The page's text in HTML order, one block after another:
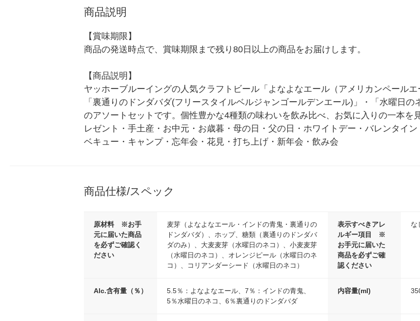
商品説明
【賞味期限】
商品の発送時点で、賞味期限まで残り80日以上の商品をお届けします。
【商品説明】
ヤッホーブルーイングの人気クラフトビール「よなよなエール（アメリカンペール
「裏通りのドンダバダ(フリースタイルベルジャンゴールデンエール)」・「水曜日の
のアソートセットです。個性豊かな4種類の味わいを飲み比べ、お気に入りの一本を
レゼント・手土産・お中元・お歳暮・母の日・父の日・ホワイトデー・バレンタイ
ベキュー・キャンプ・忘年会・花見・打ち上げ・新年会・飲み会
商品仕様/スペック
原材料 ※お手
元に届いた商品
を必ずご確認く
ださい
麦芽（よなよなエール・インドの青鬼・裏通りの
ドンダバダ）、ホップ、糖類（裏通りのドンダバ
ダのみ）、大麦麦芽（水曜日のネコ）、小麦麦芽
（水曜日のネコ）、オレンジピール（水曜日のネ
コ）、コリアンダーシード（水曜日のネコ）
表示すべきアレ
ルギー項目 ※
お手元に届いた
商品を必ずご確
認ください
な
Alc.含有量（％）
5.5％：よなよなエール、7％：インドの青鬼、
5％水曜日のネコ、6％裏通りのドンダバダ
内容量(ml)